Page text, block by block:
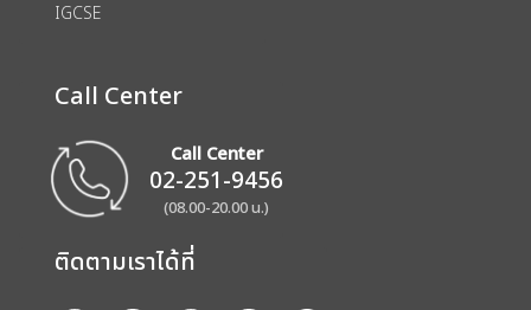
IGCSE
Call Center
Call Center
02-251-9456
(08.00-20.00 น.)
ติดตามเราได้ที่